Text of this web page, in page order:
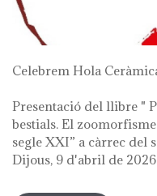
Celebrem Hola
Presentació del llibre "
bestials. El
segle XXI” a càrrec del
Dijous, 9 d'abril de